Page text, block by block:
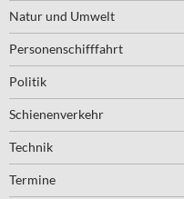
Natur und Umwelt
Personenschifffahrt
Politik
Schienenverkehr
Technik
Termine